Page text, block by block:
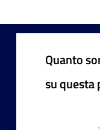
Quanto
su questa